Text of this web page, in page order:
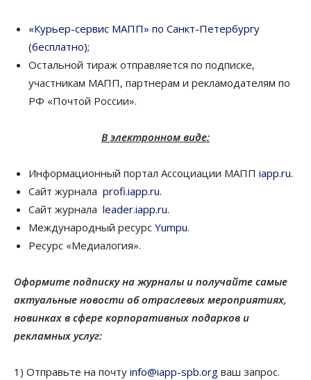
«Курьер-сервис МАПП» по Санкт-Петербургу
(бесплатно);
Остальной тираж отправляется по подписке,
участникам МАПП, партнерам и рекламодателям по
РФ «Почтой России».
В электронном виде:
Информационный портал Ассоциации МАПП iapp.ru.
Сайт журнала profi.iapp.ru.
Сайт журнала leader.iapp.ru.
Международный ресурс Yumpu.
Ресурс «Медиалогия».
Оформите подписку на журналы и получайте самые
актуальные новости об отраслевых мероприятиях,
новинках в сфере корпоративных подарков и
рекламных услуг:
1) Отправьте на почту info@iapp-spb.org ваш запрос.